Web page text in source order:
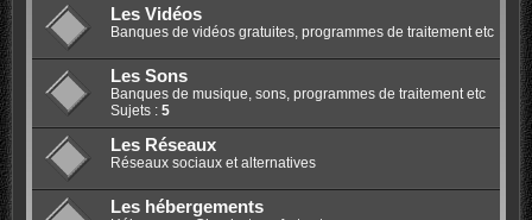
Les Vidéos
Banques de vidéos gratuites, programmes de traitement etc
Les Sons
Banques de musique, sons, programmes de traitement etc
Sujets : 5
Les Réseaux
Réseaux sociaux et alternatives
Les hébergements